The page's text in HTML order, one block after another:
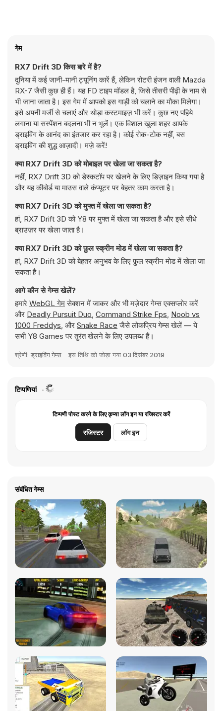
गेम
RX7 Drift 3D किस बारे में है?
दुनिया में कई जानी-मानी ट्यूनिंग कारें हैं, लेकिन रोटरी इंजन वाली Mazda
RX-7 जैसी कुछ ही हैं। यह FD टाइप मॉडल है, जिसे तीसरी पीढ़ी के नाम से
भी जाना जाता है। इस गेम में आपको इस गाड़ी को चलाने का मौका मिलेगा।
इसे अपनी मर्जी से चलाएं और थोड़ा कस्टमाइज़ भी करें। कुछ नए पहिये
लगाना या सस्पेंशन बदलना भी न भूलें। एक विशाल खुला शहर आपके
ड्राइविंग के आनंद का इंतजार कर रहा है। कोई रोक-टोक नहीं, बस
ड्राइविंग की शुद्ध आज़ादी। मज़े करें!
क्या RX7 Drift 3D को मोबाइल पर खेला जा सकता है?
नहीं, RX7 Drift 3D को डेस्कटॉप पर खेलने के लिए डिज़ाइन किया गया है
और यह कीबोर्ड या माउस वाले कंप्यूटर पर बेहतर काम करता है।
क्या RX7 Drift 3D को मुफ्त में खेला जा सकता है?
हां, RX7 Drift 3D को Y8 पर मुफ्त में खेला जा सकता है और इसे सीधे
ब्राउज़र पर खेला जाता है।
क्या RX7 Drift 3D को फ़ुल स्क्रीन मोड में खेला जा सकता है?
हां, RX7 Drift 3D को बेहतर अनुभव के लिए फ़ुल स्क्रीन मोड में खेला जा
सकता है।
आगे कौन से गेम्स खेलें?
हमारे WebGL गेमसेक्शन में जाकर और भी मज़ेदार गेम्स एक्सप्लोर करें
और Deadly Pursuit Duo, Command Strike Fps, Noob vs
1000 Freddys, और Snake Race जैसे लोकप्रिय गेम्स खेलें — ये
सभी Y8 Games पर तुरंत खेलने के लिए उपलब्ध हैं।
श्रेणी: ड्राइविंग गेम्स इस तिथि को जोड़ा गया 03 दिसंबर 2019
टिप्पणियां
टिप्पणी पोस्ट करने के लिए कृप्या लॉग इन या रजिस्टर करें
रजिस्टर लॉग इन
संबंधित गेम्स